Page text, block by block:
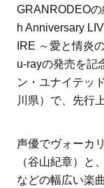
GRANRODEO
h Anniversary
IRE ～愛と情炎
u-rayの発売を記
ン・ユナイテッ
川県）で、先行
声優でヴォーカ
（谷山紀章）と
などの幅広い楽